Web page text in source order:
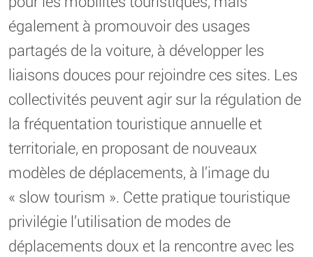
également à promouvoir des usages
partagés de la voiture, à développer les
liaisons douces pour rejoindre ces sites. Les
collectivités peuvent agir sur la régulation de
la fréquentation touristique annuelle et
territoriale, en proposant de nouveaux
modèles de déplacements, à l’image du
« slow tourism ». Cette pratique touristique
privilégie l’utilisation de modes de
déplacements doux et la rencontre avec les